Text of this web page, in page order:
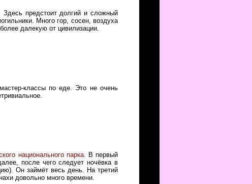
предстоит долгий и сложный
Много гор, сосен, воздуха
далекую от цивилизации.
классы по еде. Это не очень
национального парка. В первый
после чего следует ночёвка в
Он займёт весь день. На третий
довольно много времени.